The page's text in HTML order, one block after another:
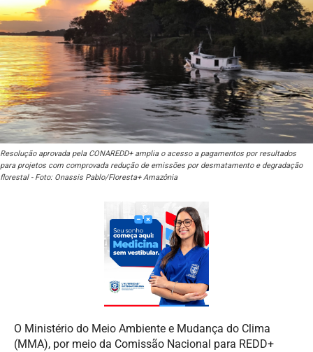
Resolução aprovada pela CONAREDD+ amplia o acesso a pagamentos por resultados
para projetos com comprovada redução de emissões por desmatamento e degradação
florestal - Foto: Onassis Pablo/Floresta+ Amazônia
O Ministério do Meio Ambiente e Mudança do Clima
(MMA), por meio da Comissão Nacional para REDD+